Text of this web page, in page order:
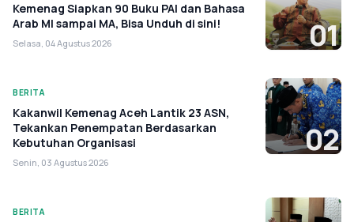
Kemenag Siapkan 90 Buku PAI dan Bahasa
Arab MI sampai MA, Bisa Unduh di sini!
Selasa, 04 Agustus 2026 01
BERITA
Kakanwil Kemenag Aceh Lantik 23 ASN,
Tekankan Penempatan Berdasarkan
Kebutuhan Organisasi
Senin, 03 Agustus 2026
02
BERITA